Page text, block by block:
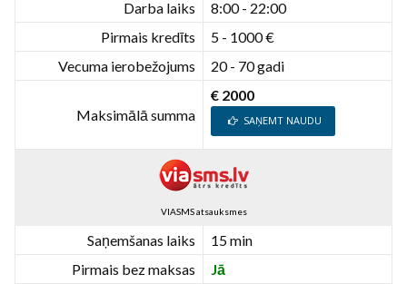
Darba laiks
8:00 - 22:00
Pirmais kredīts
5 - 1000 €
Vecuma ierobežojums
20 - 70 gadi
Maksimālā summa
€ 2000
SAŅEMT NAUDU
VIASMS atsauksmes
Saņemšanas laiks
15 min
Pirmais bez maksas
Jā